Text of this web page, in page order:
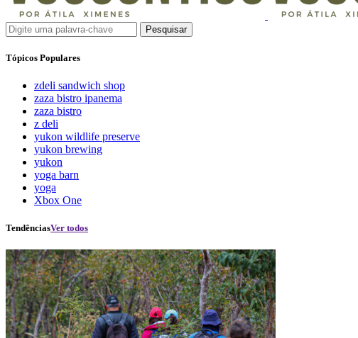
Pesquisar
Tópicos Populares
zdeli sandwich shop
zaza bistro ipanema
zaza bistro
z deli
yukon wildlife preserve
yukon brewing
yukon
yoga barn
yoga
Xbox One
TendênciasVer todos